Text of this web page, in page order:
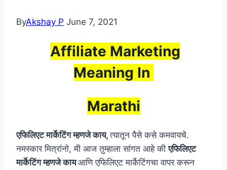
ByAkshay P June 7, 2021
Affiliate Marketing
Meaning In
Marathi
एफिलिएट मार्केटिंग म्हणजे काय,त्यातून पैसे कसे कमवायचे.
नमस्कार मित्रांनो, मी आज तुम्हाला सांगत आहे कीएफिलिएट
मार्केटिंग म्हणजे कायआणि एफिलिएट मार्केटिंगचा वापर करून